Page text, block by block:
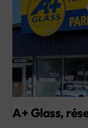
A+ Glass,